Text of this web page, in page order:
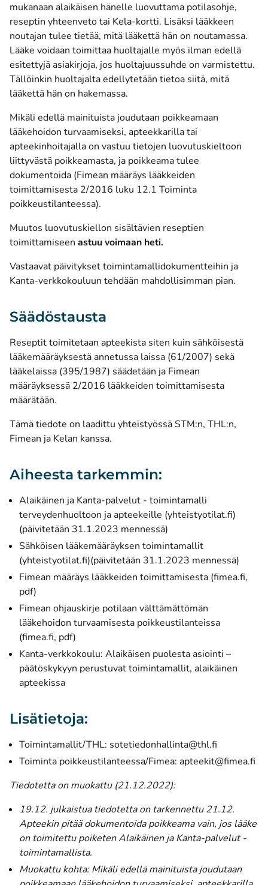
mukanaan alaikäisen hänelle luovuttama potilasohje,
reseptin yhteenveto tai Kela-kortti. Lisäksi lääkkeen
noutajan tulee tietää, mitä lääkettä hän on noutamassa.
Lääke voidaan toimittaa huoltajalle myös ilman edellä
esitettyjä asiakirjoja, jos huoltajuussuhde on varmistettu.
Tällöinkin huoltajalta edellytetään tietoa siitä, mitä
lääkettä hän on hakemassa.
Mikäli edellä mainituista joudutaan poikkeamaan
lääkehoidon turvaamiseksi, apteekkarilla tai
apteekinhoitajalla on vastuu tietojen luovutuskieltoon
liittyvästä poikkeamasta, ja poikkeama tulee
dokumentoida (Fimean määräys lääkkeiden
toimittamisesta 2/2016 luku 12.1 Toiminta
poikkeustilanteessa).
Muutos luovutuskiellon sisältävien reseptien
toimittamiseen astuu voimaan heti.
Vastaavat päivitykset toimintamallidokumentteihin ja
Kanta-verkkokouluun tehdään mahdollisimman pian.
Säädöstausta
Reseptit toimitetaan apteekista siten kuin sähköisestä
lääkemääräyksestä annetussa laissa (61/2007) sekä
lääkelaissa (395/1987) säädetään ja Fimean
määräyksessä 2/2016 lääkkeiden toimittamisesta
määrätään.
Tämä tiedote on laadittu yhteistyössä STM:n, THL:n,
Fimean ja Kelan kanssa.
Aiheesta tarkemmin:
Alaikäinen ja Kanta-palvelut - toimintamalli
terveydenhuoltoon ja apteekeille (yhteistyotilat.fi)
(päivitetään 31.1.2023 mennessä)
Sähköisen lääkemääräyksen toimintamallit
(yhteistyotilat.fi)(avautuu uuteen ikkunaan)
(päivitetään 31.1.2023 mennessä)
Fimean määräys lääkkeiden toimittamisesta (fimea.fi,
pdf)
Fimean ohjauskirje potilaan välttämättömän
lääkehoidon turvaamisesta poikkeustilanteissa
(fimea.fi, pdf)
Kanta-verkkokoulu: Alaikäisen puolesta asiointi –
päätöskykyyn perustuvat toimintamallit, alaikäinen
apteekissa
Lisätietoja:
Toimintamallit/THL: sotetiedonhallinta@thl.fi
Toiminta poikkeustilanteessa/Fimea: apteekit@fimea.fi
Tiedotetta on muokattu (21.12.2022):
19.12. julkaistua tiedotetta on tarkennettu 21.12.
Apteekin pitää dokumentoida poikkeama vain, jos lääke
on toimitettu poiketen Alaikäinen ja Kanta-palvelut -
toimintamallista.
Muokattu kohta: Mikäli edellä mainituista joudutaan